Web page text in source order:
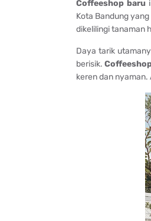
Coffeeshop baru
Kota Bandung
dikelilingi tanaman
Daya tarik
berisik.
keren dan